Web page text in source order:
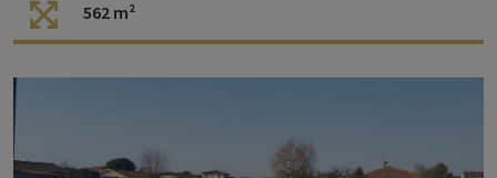
562 m²